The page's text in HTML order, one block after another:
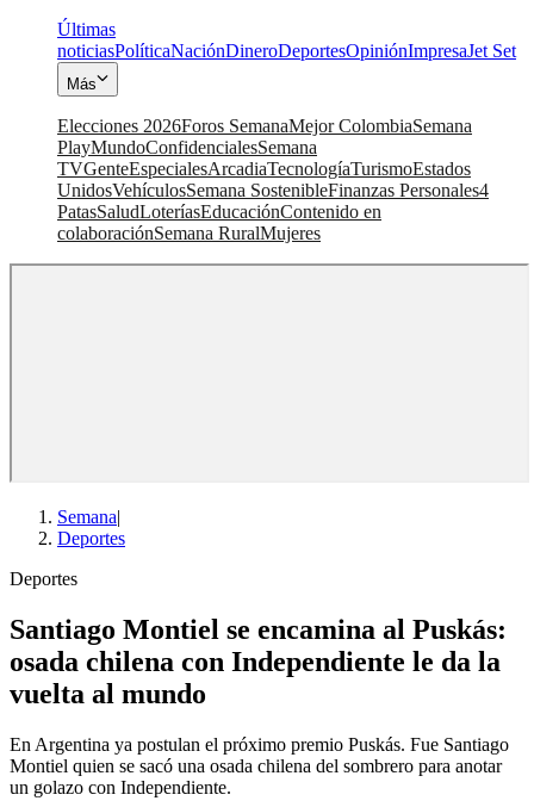
Últimas
noticiasPolíticaNaciónDineroDeportesOpiniónImpresaJet Set
Más
Elecciones 2026Foros SemanaMejor ColombiaSemana
PlayMundoConfidencialesSemana
TVGenteEspecialesArcadiaTecnologíaTurismoEstados
UnidosVehículosSemana SostenibleFinanzas Personales4
PatasSaludLoteríasEducaciónContenido en
colaboraciónSemana RuralMujeres
Semana|
Deportes
Deportes
Santiago Montiel se encamina al Puskás:
osada chilena con Independiente le da la
vuelta al mundo
En Argentina ya postulan el próximo premio Puskás. Fue Santiago
Montiel quien se sacó una osada chilena del sombrero para anotar
un golazo con Independiente.